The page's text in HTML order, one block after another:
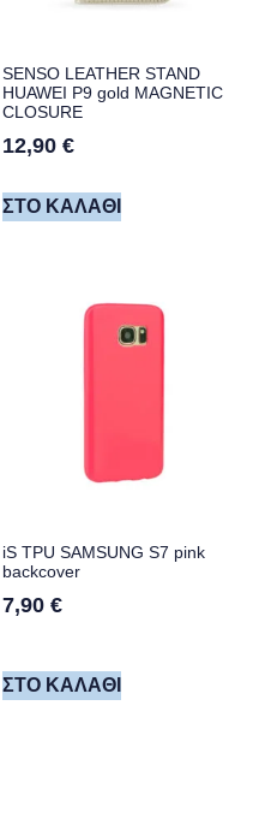
SENSO LEATHER STAND
HUAWEI P9 gold MAGNETIC
CLOSURE
12,90 €
ΣΤΟ ΚΑΛΆΘΙ
iS TPU SAMSUNG S7 pink
backcover
7,90 €
ΣΤΟ ΚΑΛΆΘΙ